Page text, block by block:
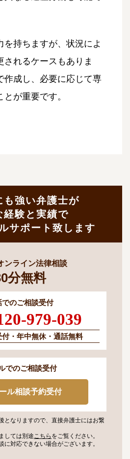
を持ちますが、状況によ
されるケースもありま
作成し、必要に応じて専
が重要です。
も強い弁護士が
経験と実績で
サポート致します
ンライン法律相談
分無料
でのご相談受付
979-039
・ 年中無休・通話無料
でのご相談受付
ル相談予約受付
なりますので、 直接弁護士にはお繋
しては別途 こちら をご覧ください。
に対応できない場合がございます。